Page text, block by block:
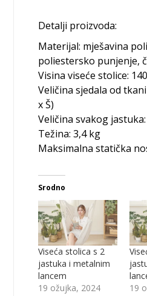
Detalji proizvoda:
Materijal: mješavina
poliestersko punjenje,
Visina viseće stolice:
Veličina sjedala od
x Š)
Veličina svakog jastuka:
Težina: 3,4 kg
Maksimalna statička
Srodno
Viseća stolica s 2
jastuka i metalnim
lancem
19 ožujka, 2024
19